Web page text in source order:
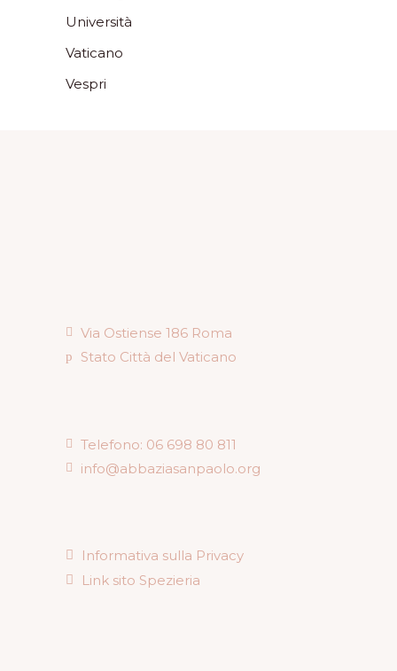
Università
Vaticano
Vespri
Via Ostiense 186 Roma
Stato Città del Vaticano
Telefono: 06 698 80 811
info@abbaziasanpaolo.org
Informativa sulla Privacy
Link sito Spezieria